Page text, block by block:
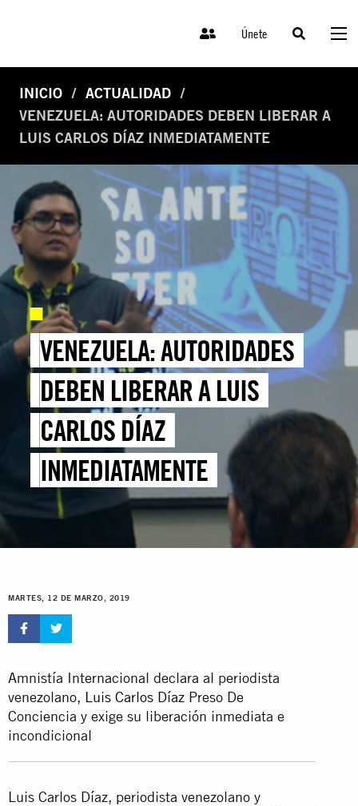
Únete
INICIO
ACTUALIDAD
VENEZUELA: AUTORIDADES DEBEN LIBERAR A
LUIS CARLOS DÍAZ INMEDIATAMENTE
VENEZUELA: AUTORIDADES
DEBEN LIBERAR A LUIS
CARLOS DÍAZ
INMEDIATAMENTE
MARTES, 12 DE MARZO, 2019
Amnistía Internacional declara al periodista
venezolano, Luis Carlos Díaz Preso De
Conciencia y exige su liberación inmediata e
incondicional
Luis Carlos Díaz, periodista venezolano y